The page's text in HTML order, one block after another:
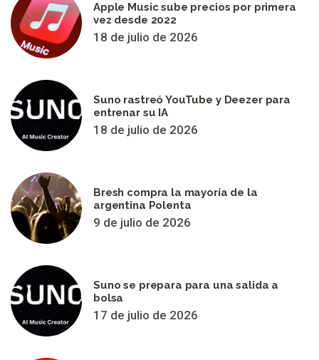
Apple Music sube precios por primera
vez desde 2022
18 de julio de 2026
Suno rastreó YouTube y Deezer para
entrenar su IA
18 de julio de 2026
Bresh compra la mayoría de la
argentina Polenta
9 de julio de 2026
Suno se prepara para una salida a
bolsa
17 de julio de 2026